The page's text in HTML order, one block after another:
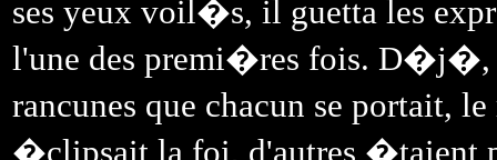
ses yeux voil�s, il guetta les
l'une des premi�res fois. D�j�,
rancunes que chacun se portait,
�clipsait la foi, d'autres �taient